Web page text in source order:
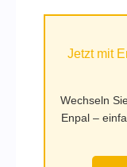
Jetzt mit
Wechseln
Enpal –